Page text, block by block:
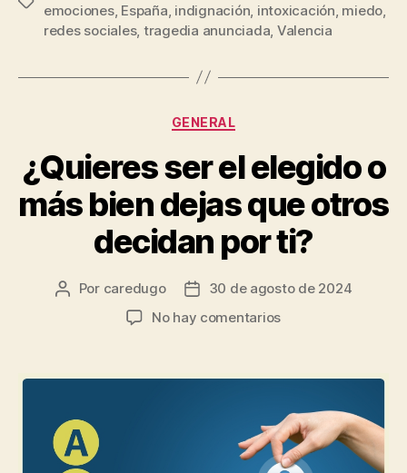
emociones, España, indignación, intoxicación, miedo,
redes sociales, tragedia anunciada, Valencia
GENERAL
¿Quieres ser el elegido o
más bien dejas que otros
decidan por ti?
Por caredugo
30 de agosto de 2024
No hay comentarios